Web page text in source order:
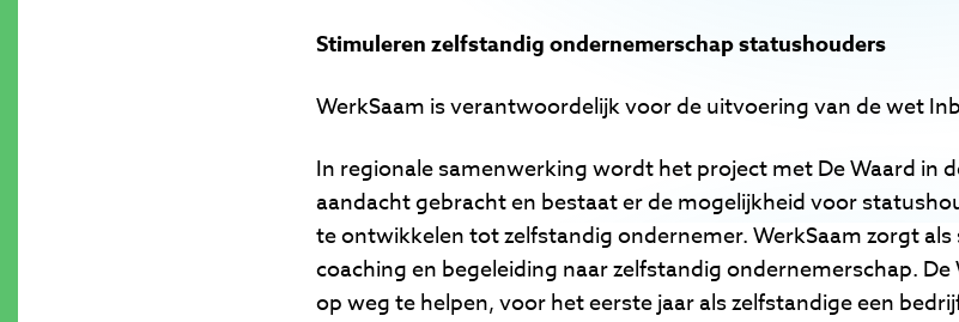
Stimuleren zelfstandig ondernemerschap statushouders
WerkSaam is verantwoordelijk voor de uitvoering van de wet
In regionale samenwerking wordt het project met De Waard in
aandacht gebracht en bestaat er de mogelijkheid voor
te ontwikkelen tot zelfstandig ondernemer. WerkSaam zorgt
coaching en begeleiding naar zelfstandig ondernemerschap.
op weg te helpen, voor het eerste jaar als zelfstandige een